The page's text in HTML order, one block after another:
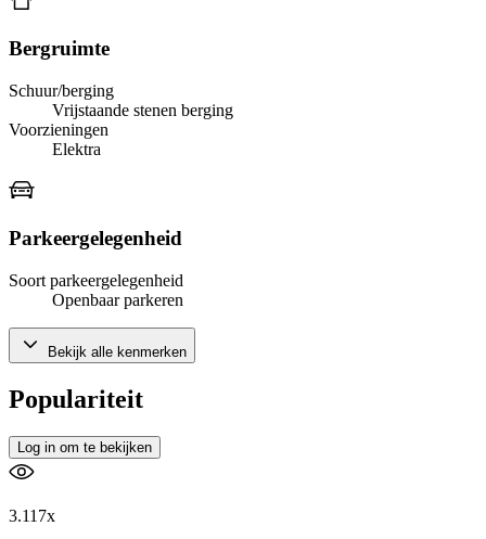
Bergruimte
Schuur/berging
Vrijstaande stenen berging
Voorzieningen
Elektra
Parkeergelegenheid
Soort parkeergelegenheid
Openbaar parkeren
Bekijk alle kenmerken
Populariteit
Log in om te bekijken
3.117x